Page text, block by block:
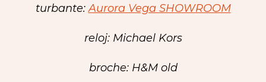
turbante:Aurora Vega SHOWROOM
reloj: Michael Kors
broche: H&M old